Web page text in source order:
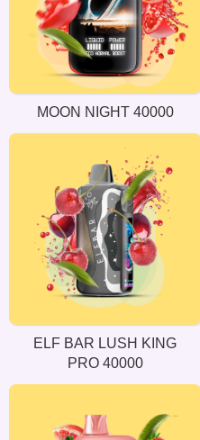
MOON NIGHT 40000
ELF BAR LUSH KING
PRO 40000